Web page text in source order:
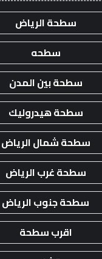
سطحة الرياض
سطحه
سطحة بين المدن
سطحة هيدروليك
سطحة شمال الرياض
سطحة غرب الرياض
سطحة جنوب الرياض
اقرب سطحة